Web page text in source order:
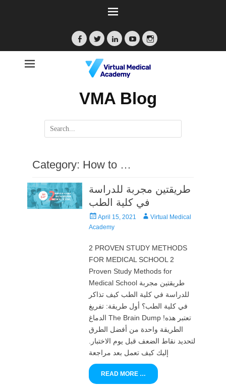
Facebook
TwitterLinkedInYouTubeInstagram
VMA Blog
Search
for:
Category: How to …
طريقتين مجربة للدراسة
في كلية الطب
Posted
on
April 15, 2021 AuthorVirtual Medical
Academy
2 PROVEN STUDY METHODS
FOR MEDICAL SCHOOL 2
Proven Study Methods for
Medical School طريقتين مجربة
للدراسة في كلية الطب كيف تذاكر
في كلية الطب؟ أول طريقة: تفريغ
الدماغ The Brain Dump !تعتبر هذه
الطريقة واحدة من أفضل الطرق
لتحديد نقاط الضعف قبل يوم الاختبار.
إليك كيف تعمل بعد مراجعة
READ MORE …